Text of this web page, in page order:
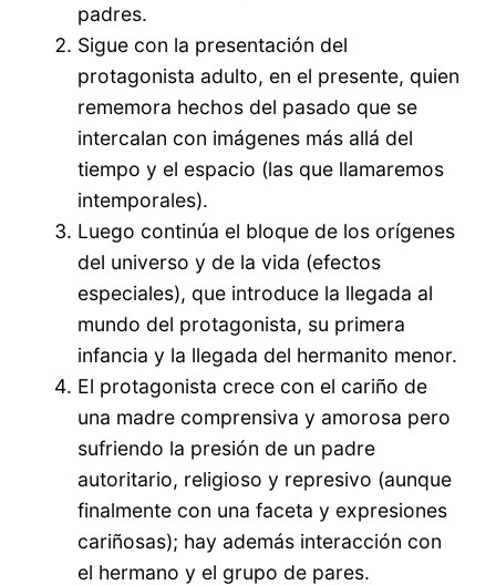
padres.
Sigue con la presentación del
protagonista adulto, en el presente, quien
rememora hechos del pasado que se
intercalan con imágenes más allá del
tiempo y el espacio (las que llamaremos
intemporales).
Luego continúa el bloque de los orígenes
del universo y de la vida (efectos
especiales), que introduce la llegada al
mundo del protagonista, su primera
infancia y la llegada del hermanito menor.
El protagonista crece con el cariño de
una madre comprensiva y amorosa pero
sufriendo la presión de un padre
autoritario, religioso y represivo (aunque
finalmente con una faceta y expresiones
cariñosas); hay además interacción con
el hermano y el grupo de pares.